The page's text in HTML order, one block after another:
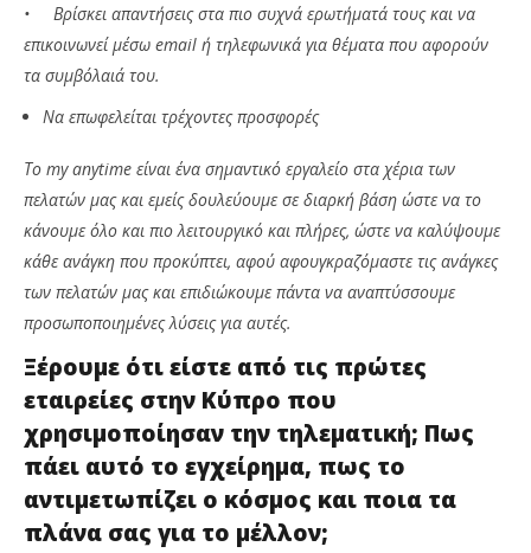
• Βρίσκει απαντήσεις στα πιο συχνά ερωτήματά τους και να
επικοινωνεί μέσω email ή τηλεφωνικά για θέματα που αφορούν
τα συμβόλαιά του.
Να επωφελείται τρέχοντες προσφορές
Το myanytime είναι ένα σημαντικό εργαλείο στα χέρια των
πελατών μας και εμείς δουλεύουμε σε διαρκή βάση ώστε να το
κάνουμε όλο και πιο λειτουργικό και πλήρες, ώστε να καλύψουμε
κάθε ανάγκη που προκύπτει, αφού αφουγκραζόμαστε τις ανάγκες
των πελατών μας και επιδιώκουμε πάντα να αναπτύσσουμε
προσωποποιημένες λύσεις για αυτές.
Ξέρουμε ότι είστε από τις πρώτες
εταιρείες στην Κύπρο που
χρησιμοποίησαν την τηλεματική; Πως
πάει αυτό το εγχείρημα, πως το
αντιμετωπίζει ο κόσμος και ποια τα
πλάνα σας για το μέλλον;